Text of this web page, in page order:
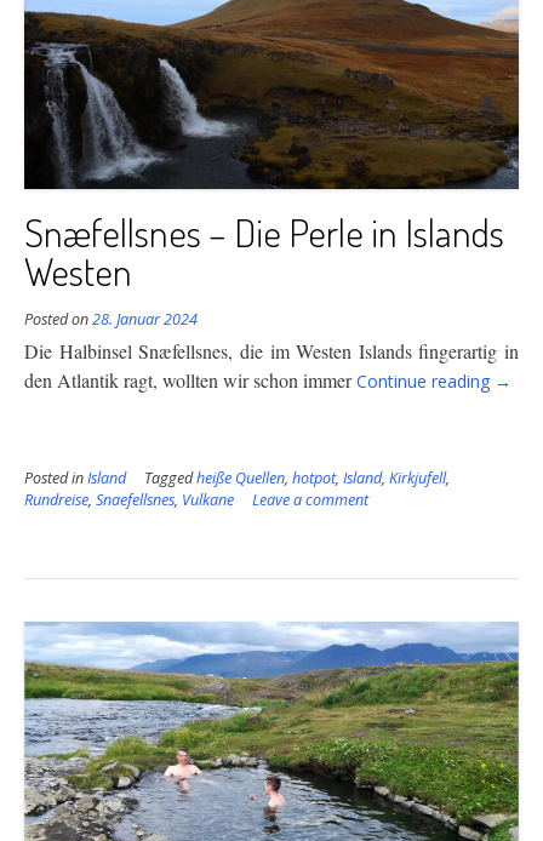
Snæfellsnes – Die Perle in Islands
Westen
Posted on28. Januar 2024
Die Halbinsel Snæfellsnes, die im Westen Islands fingerartig in
den Atlantik ragt, wollten wir schon immerContinue reading →
Posted inIsland Taggedheiße Quellen, hotpot, Island, Kirkjufell,
Rundreise, Snaefellsnes, Vulkane Leave a comment